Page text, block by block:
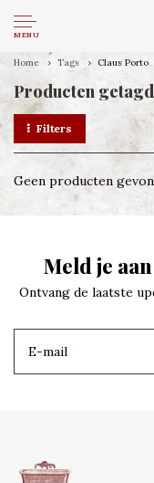
MENU
Home Tags Claus Porto
Producten
Filters
Geen producten
Meld je
Ontvang de laatste